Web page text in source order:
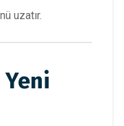
uzatır.